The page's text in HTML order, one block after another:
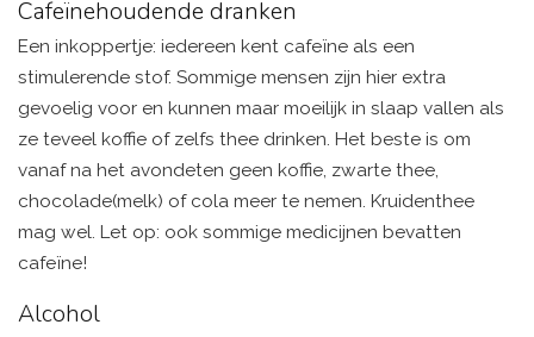
Cafeïnehoudende dranken
Een inkoppertje: iedereen kent cafeïne als een
stimulerende stof. Sommige mensen zijn hier extra
gevoelig voor en kunnen maar moeilijk in slaap vallen als
ze teveel koffie of zelfs thee drinken. Het beste is om
vanaf na het avondeten geen koffie, zwarte thee,
chocolade(melk) of cola meer te nemen. Kruidenthee
mag wel. Let op: ook sommige medicijnen bevatten
cafeïne!
Alcohol